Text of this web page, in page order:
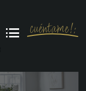
cuéntame!: